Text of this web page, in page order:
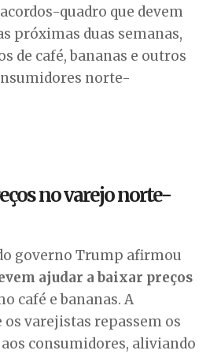
quadro que devem
próximas duas semanas,
de café, bananas e outros
norte-
no varejo norte-
governo Trump afirmou
ajudar a baixar preços
café e bananas. A
os varejistas repassem os
consumidores, aliviando